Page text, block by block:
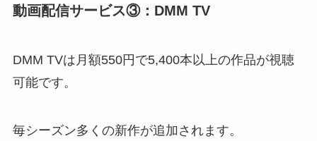
動画配信サービス③：DMM TV
DMM TVは月額550円で5,400本以上の作品が視聴
可能です。
毎シーズン多くの新作が追加されます。